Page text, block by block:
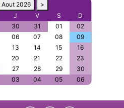
Aout 2026
>
J V S
D
30 31 01
02
06 07 08
09
13 14 15
16
20 21 22
23
27 28 29
30
03 04 05 06